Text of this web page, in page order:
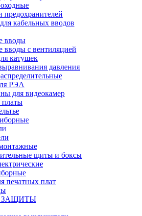
предохранителей
кабельных вводов
вводы
вводы с вентиляцией
катушек
давления
РЭА
для видеокамер
щиты и боксы
печатных плат
ЗАЩИТЫ